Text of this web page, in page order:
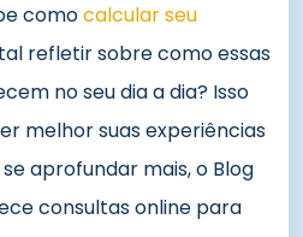
comocalcular seu
refletir sobre como essas
no seu dia a dia? Isso
melhor suas experiências
aprofundar mais, o Blog
consultas online para